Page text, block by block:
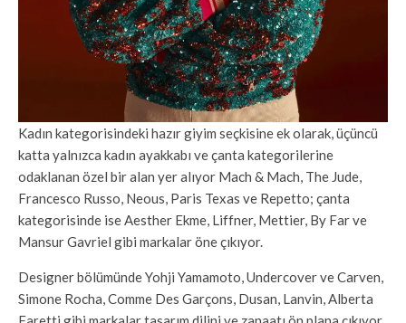
Kadın kategorisindeki hazır giyim seçkisine ek olarak, üçüncü
katta yalnızca kadın ayakkabı ve çanta kategorilerine
odaklanan özel bir alan yer alıyor Mach & Mach, The Jude,
Francesco Russo, Neous, Paris Texas ve Repetto; çanta
kategorisinde ise Aesther Ekme, Liffner, Mettier, By Far ve
Mansur Gavriel gibi markalar öne çıkıyor.
Designer bölümünde Yohji Yamamoto, Undercover ve Carven,
Simone Rocha, Comme Des Garçons, Dusan, Lanvin, Alberta